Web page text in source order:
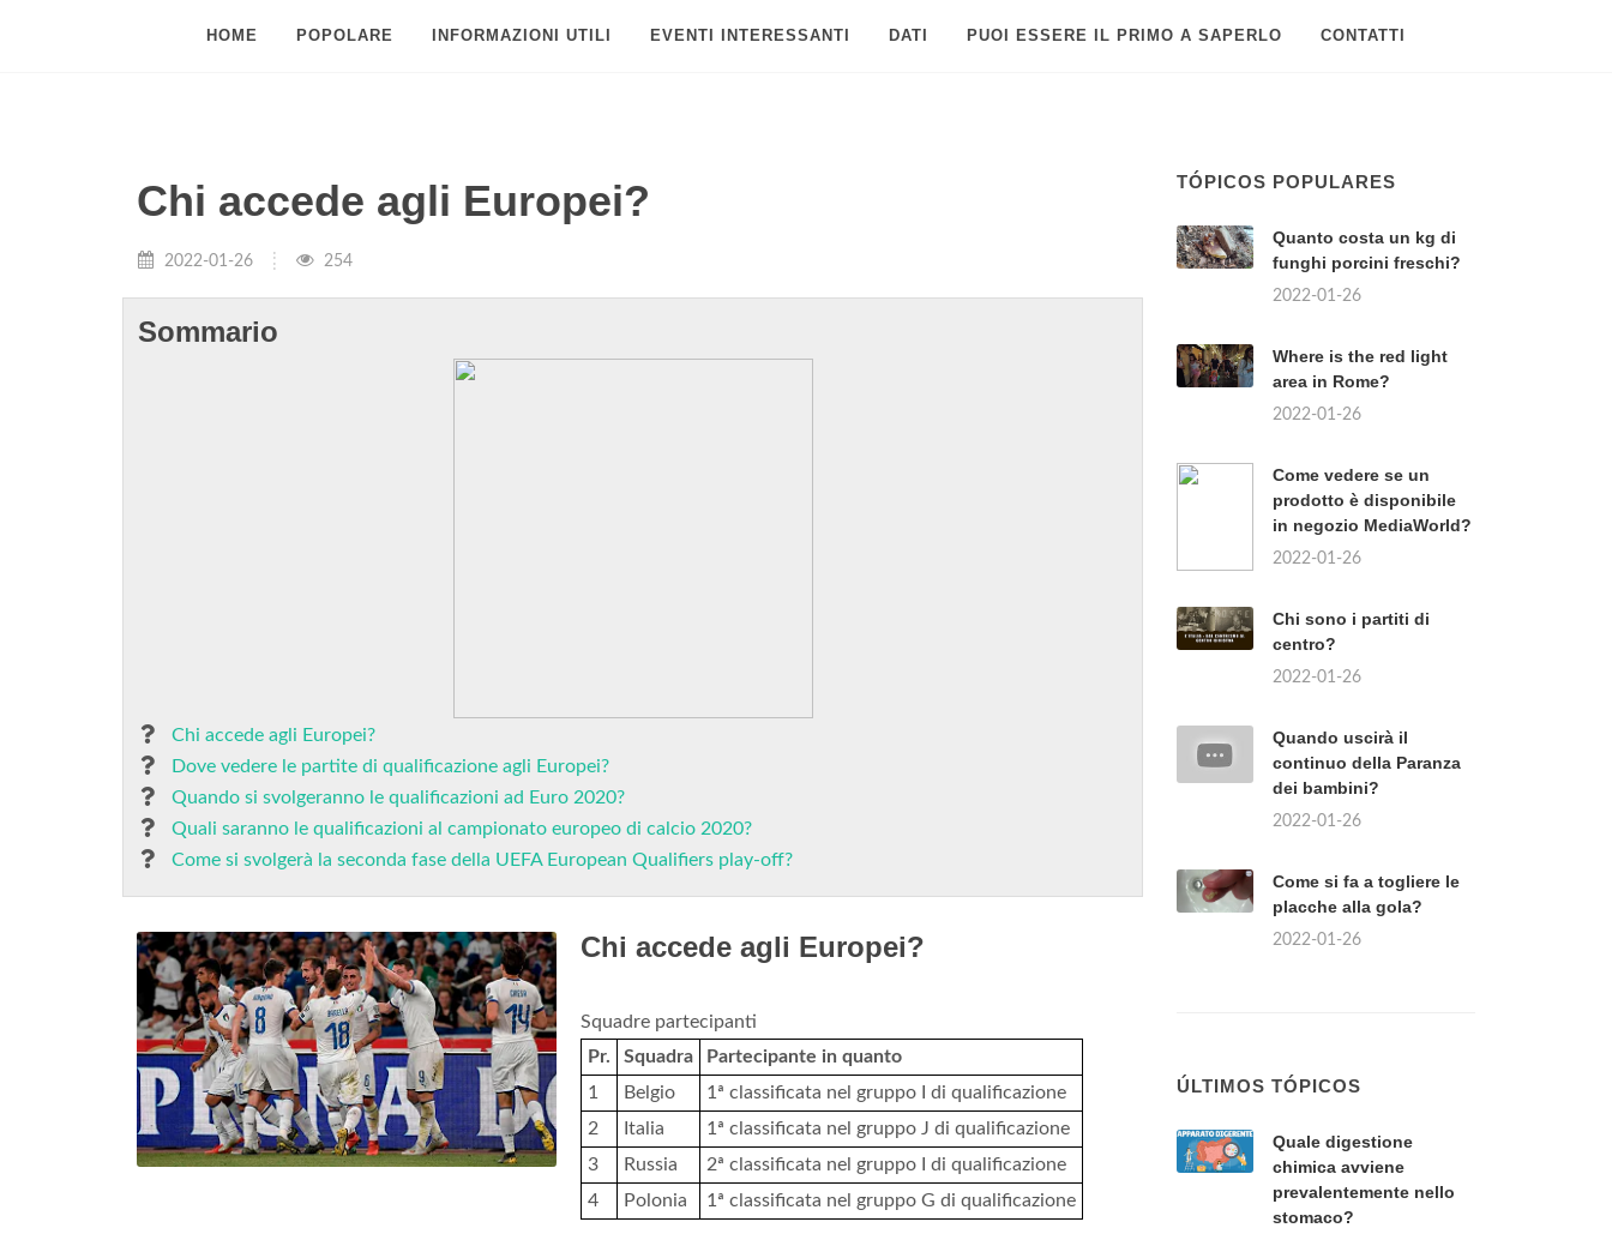
HOME POPOLARE INFORMAZIONI UTILI EVENTI INTERESSANTI DATI PUOI ESSERE IL PRIMO A SAPERLO CONTATTI
Chi accede agli Europei?
2022-01-26 254
Sommario
Chi accede agli Europei?
Dove vedere le partite di qualificazione agli Europei?
Quando si svolgeranno le qualificazioni ad Euro 2020?
Quali saranno le qualificazioni al campionato europeo di calcio 2020?
Come si svolgerà la seconda fase della UEFA European Qualifiers play-off?
Chi accede agli Europei?
Squadre partecipanti
Pr.
Squadra
Partecipante in quanto
1
Belgio
1ª classificata nel gruppo I di qualificazione
2
Italia
1ª classificata nel gruppo J di qualificazione
3
Russia
2ª classificata nel gruppo I di qualificazione
4
Polonia 1ª classificata nel gruppo G di qualificazione
TÓPICOS POPULARES
Quanto costa un kg di
funghi porcini freschi?
2022-01-26
Where is the red light
area in Rome?
2022-01-26
Come vedere se un
prodotto è disponibile
in negozio MediaWorld?
2022-01-26
Chi sono i partiti di
centro?
2022-01-26
Quando uscirà il
continuo della Paranza
dei bambini?
2022-01-26
Come si fa a togliere le
placche alla gola?
2022-01-26
ÚLTIMOS TÓPICOS
Quale digestione
chimica avviene
prevalentemente nello
stomaco?